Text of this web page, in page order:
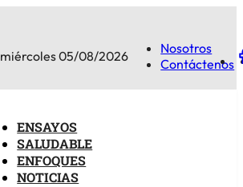
miércoles 05/08/2026
Nosotros
Contáctenos
ENSAYOS
SALUDABLE
ENFOQUES
NOTICIAS